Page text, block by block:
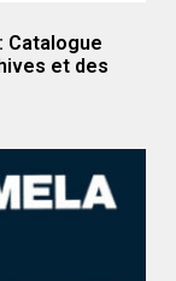
Catalogue
et des